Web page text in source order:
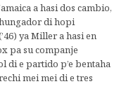
a hasi dos cambio,
di hopi
ya Miller a hasi en
pa su companje
di e partido p’e bentaha
mei mei di e tres